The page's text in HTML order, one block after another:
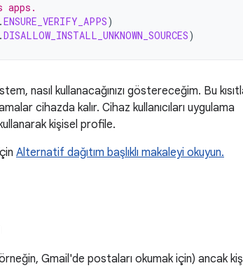
apps.
.ENSURE_VERIFY_APPS)
.DISALLOW_INSTALL_UNKNOWN_SOURCES)
nasıl kullanacağınızı göstereceğim. Bu
cihazda kalır. Cihaz kullanıcıları uygulama
kişisel profile.
Alternatif dağıtım başlıklı makaleyi okuyun.
Gmail'de postaları okumak için) ancak